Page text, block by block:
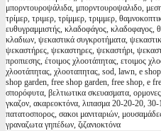
μπορντουροψάλιδα, μπορντουροψαλιδο,
τρίμερ, τριμερ, τρίμμερ, τριμμερ,
ευθυγραμμιστής, κλαδοφάγος, κλαδοφαγος,
κλαδιων, ψεκαστικά συγκροτήματα,
ψεκαστήρες, ψεκαστηρες, ψεκαστήρι,
προπιεσης, έτοιμος χλοοτάπητας, ετοιμος
χλοοτάπητας, χλοοταπητας, sod, lawn, e
shop garden, free shop garden, free shop, e
σπορόφυτα, βελτιωτικα σκευασματα,
γκαζον, ακαρεοκτόνα, λιπασμα 20-20-20,
πατατοσπορος, σακοι μανιταριών,
γραναζωτα γηπέδων, ζιζανιοκτόνα